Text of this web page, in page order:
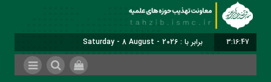
3:16:48 برابر با : Saturday - 8 August - 2026